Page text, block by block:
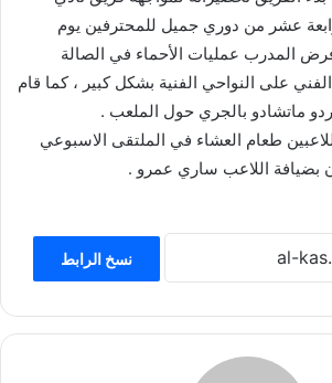
عشر من دوري جميل للمحترفين يوم
المدرب عمليات الأحماء في الصالة
على النواحي الفنية بشكل كبير ، كما قام
ماتشادو بالجري حول الملعب .
طعام العشاء في الملتقى الاسبوعي
بضيافة اللاعب ساري عمرو .
نسخ الرابط